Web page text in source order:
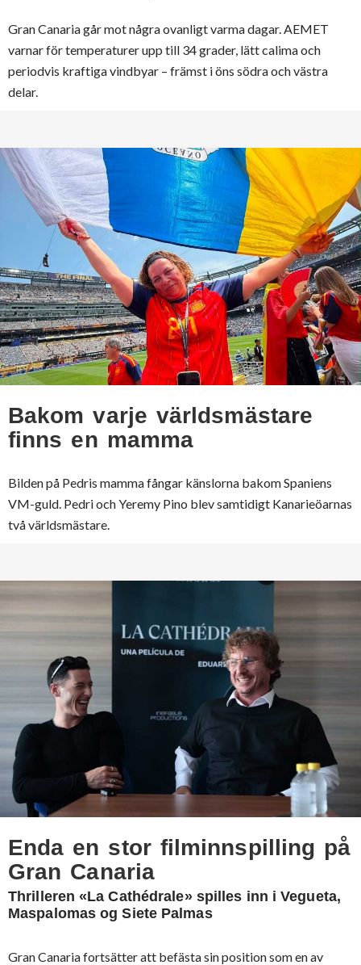
Gran Canaria går mot några ovanligt varma dagar. AEMET
varnar för temperaturer upp till 34 grader, lätt calima och
periodvis kraftiga vindbyar – främst i öns södra och västra
delar.
Bakom varje världsmästare
finns en mamma
Bilden på Pedris mamma fångar känslorna bakom Spaniens
VM-guld. Pedri och Yeremy Pino blev samtidigt Kanarieöarnas
två världsmästare.
Enda en stor filminnspilling på
Gran Canaria
Thrilleren «La Cathédrale» spilles inn i Vegueta,
Maspalomas og Siete Palmas
Gran Canaria fortsätter att befästa sin position som en av